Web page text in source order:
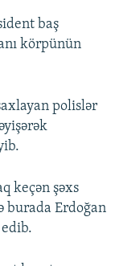
baş
körpünün
polislər
keçən şəxs
burada Erdoğan